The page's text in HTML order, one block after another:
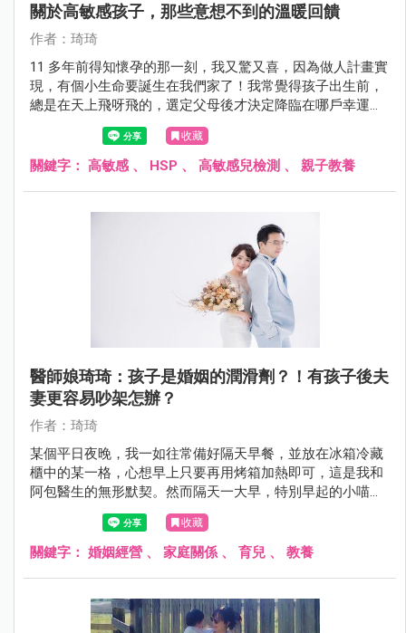
關於高敏感孩子，那些意想不到的溫暖回饋
作者：琦琦
11 多年前得知懷孕的那一刻，我又驚又喜，因為做人計畫實
現，有個小生命要誕生在我們家了！我常覺得孩子出生前，
總是在天上飛呀飛的，選定父母後才決定降臨在哪戶幸運的
人家，而在 11 年前，小包出生了。
收藏
關鍵字： 高敏感 、 HSP 、 高敏感兒檢測 、 親子教養
醫師娘琦琦：孩子是婚姻的潤滑劑？！有孩子後夫
妻更容易吵架怎辦？
作者：琦琦
某個平日夜晚，我一如往常備好隔天早餐，並放在冰箱冷藏
櫃中的某一格，心想早上只要再用烤箱加熱即可，這是我和
阿包醫生的無形默契。然而隔天一大早，特別早起的小喵先
叫醒阿包醫生，他就幫小喵和自己加熱冷凍包子。
收藏
關鍵字： 婚姻經營 、 家庭關係 、 育兒 、 教養